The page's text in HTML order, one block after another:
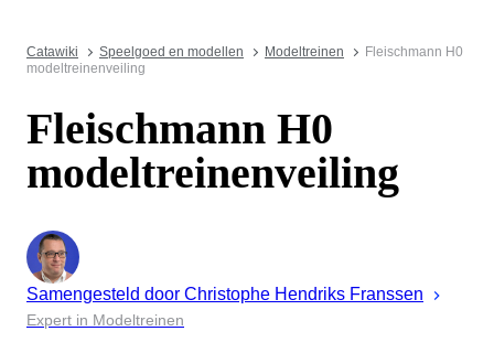
Catawiki Speelgoed en modellen Modeltreinen
Fleischmann H0
modeltreinenveiling
Fleischmann H0
modeltreinenveiling
Samengesteld door Christophe Hendriks Franssen
Expert in Modeltreinen